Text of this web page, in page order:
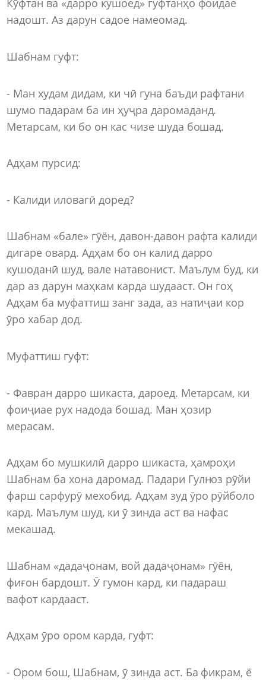
Кӯфтан ва «дарро кушоед» гуфтанҳо фоидае
надошт. Аз дарун садое намеомад.
Шабнам гуфт:
- Ман худам дидам, ки чӣ гуна баъди рафтани
шумо падарам ба ин ҳуҷра даромаданд.
Метарсам, ки бо он кас чизе шуда бошад.
Адҳам пурсид:
- Калиди иловагӣ доред?
Шабнам «бале» гӯён, давон-давон рафта калиди
дигаре овард. Адҳам бо он калид дарро
кушоданӣ шуд, вале натавонист. Маълум буд, ки
дар аз дарун маҳкам карда шудааст. Он гоҳ
Адҳам ба муфаттиш занг зада, аз натиҷаи кор
ӯро хабар дод.
Муфаттиш гуфт:
- Фавран дарро шикаста, дароед. Метарсам, ки
фоиҷиае рух надода бошад. Ман ҳозир
мерасам.
Адҳам бо мушкилӣ дарро шикаста, ҳамроҳи
Шабнам ба хона даромад. Падари Гулноз рӯйи
фарш сарфурӯ мехобид. Адҳам зуд ӯро рӯйболо
кард. Маълум шуд, ки ӯ зинда аст ва нафас
мекашад.
Шабнам «дадаҷонам, вой дадаҷонам» гӯён,
фиғон бардошт. Ӯ гумон кард, ки падараш
вафот кардааст.
Адҳам ӯро ором карда, гуфт:
- Ором бош, Шабнам, ӯ зинда аст. Ба фикрам, ё